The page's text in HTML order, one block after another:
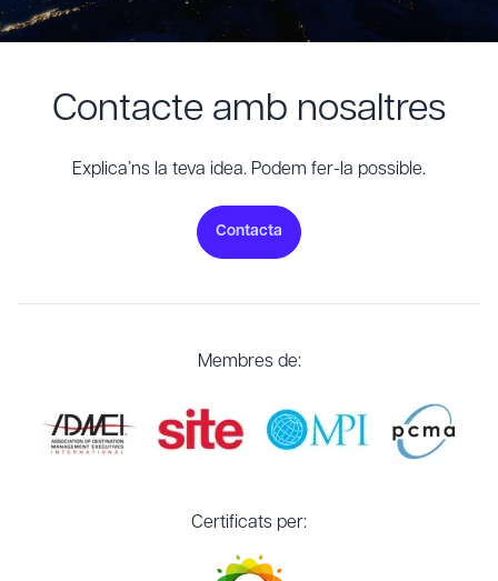
Contacte amb nosaltres
Explica’ns la teva idea. Podem fer-la possible.
Contacta
Membres de:
Certificats per: